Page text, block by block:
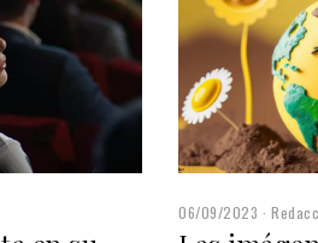
06/09/2023